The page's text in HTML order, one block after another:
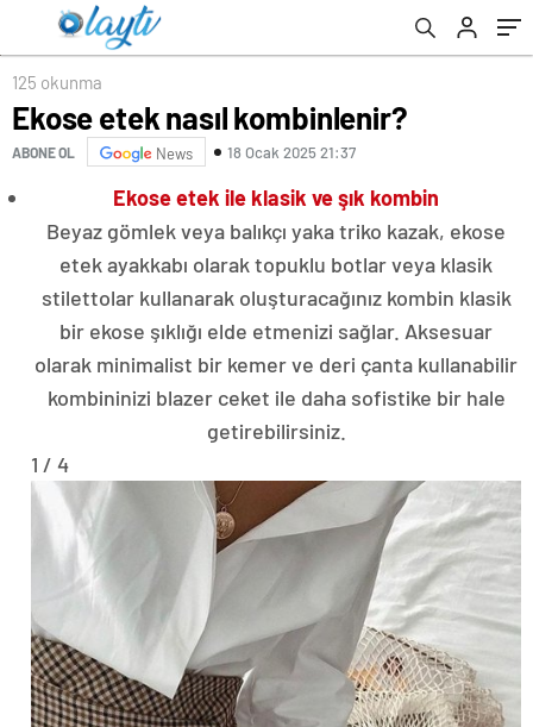
125 okunma
Ekose etek nasıl kombinlenir?
ABONE OL News 18 Ocak 2025 21:37
Ekose etek ile klasik ve şık kombin
Beyaz gömlek veya balıkçı yaka triko kazak, ekose
etek ayakkabı olarak topuklu botlar veya klasik
stilettolar kullanarak oluşturacağınız kombin klasik
bir ekose şıklığı elde etmenizi sağlar. Aksesuar
olarak minimalist bir kemer ve deri çanta kullanabilir
kombininizi blazer ceket ile daha sofistike bir hale
getirebilirsiniz.
1 / 4